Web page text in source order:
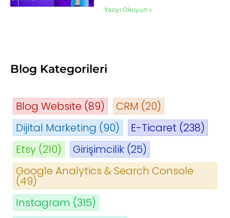
Yazıyı Okuyun »
Blog Kategorileri
Blog Website (89) CRM (20)
Dijital Marketing (90) E-Ticaret (238)
Etsy (210) Girişimcilik (25)
Google Analytics & Search Console
(49)
Instagram (315)